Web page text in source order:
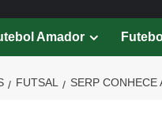
Amador
FUTSAL SERP CONHECE